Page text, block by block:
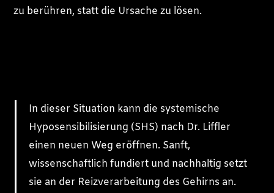
zu berühren, statt die Ursache zu lösen.
In dieser Situation kann die systemische
Hyposensibilisierung (SHS) nach Dr. Liffler
einen neuen Weg eröffnen. Sanft,
wissenschaftlich fundiert und nachhaltig setzt
sie an der Reizverarbeitung des Gehirns an.